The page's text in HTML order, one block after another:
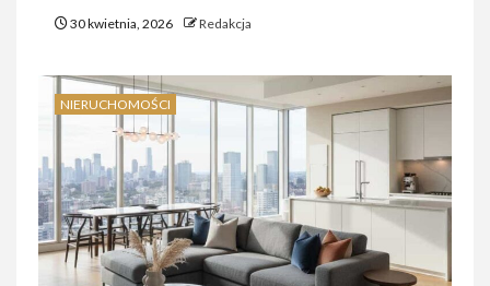
30 kwietnia, 2026 Redakcja
NIERUCHOMOŚCI